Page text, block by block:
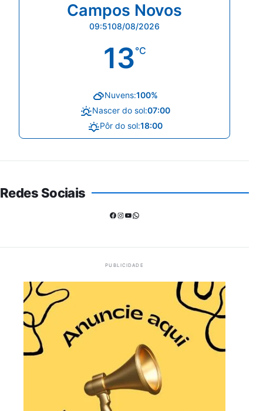
Campos Novos
09:5108/08/2026
13°C
Nuvens:100%
Nascer do sol:07:00
Pôr do sol:18:00
Redes Sociais
Facebook
Instagram
Youtube
WhatsApp
PUBLICIDADE